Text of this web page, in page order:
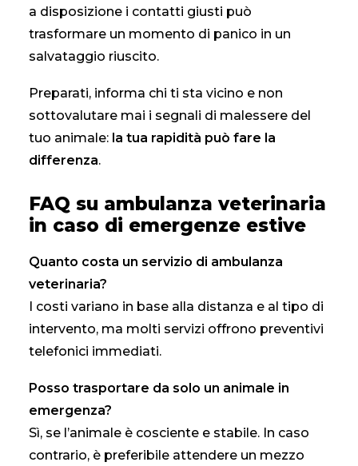
a disposizione i contatti giusti può
trasformare un momento di panico in un
salvataggio riuscito.
Preparati, informa chi ti sta vicino e non
sottovalutare mai i segnali di malessere del
tuo animale: la tua rapidità può fare la
differenza.
FAQ su ambulanza veterinaria
in caso di emergenze estive
Quanto costa un servizio di ambulanza
veterinaria?
I costi variano in base alla distanza e al tipo di
intervento, ma molti servizi offrono preventivi
telefonici immediati.
Posso trasportare da solo un animale in
emergenza?
Sì, se l’animale è cosciente e stabile. In caso
contrario, è preferibile attendere un mezzo